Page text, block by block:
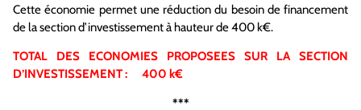
Cette économie permet une réduction du besoin de financement
de la section d’investissement à hauteur de 400 k€.
TOTAL DES ECONOMIES PROPOSEES SUR LA SECTION
D’INVESTISSEMENT : 400 k€
***